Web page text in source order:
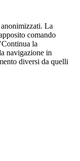
La
comando
la
navigazione in
diversi da quelli